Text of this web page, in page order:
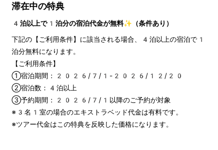
滞在中の特典
4泊以上で1泊分の宿泊代金が無料✨（条件あり）
下記の【ご利用条件】に該当される場合、4泊以上の宿泊で1
泊分無料になります。
【ご利用条件】
①宿泊期間：2026/7/1-2026/12/20
②宿泊数：4泊以上
③予約期間：2026/7/1以降のご予約が対象
※3名1室の場合のエキストラベッド代金は有料です。
※ツアー代金はこの特典を反映した価格になります。